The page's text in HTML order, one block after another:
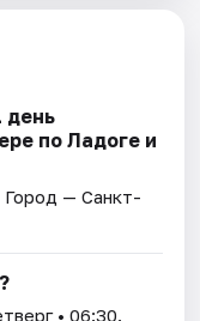
день
по Ладоге и
Город — Санкт-
• 06:30.